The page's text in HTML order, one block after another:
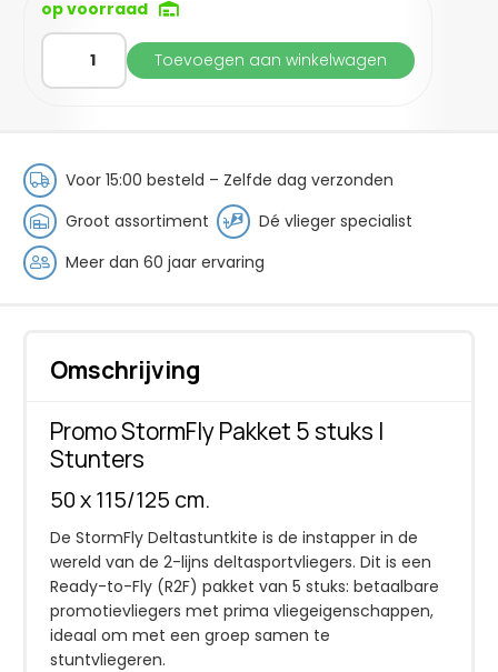
op voorraad
Promo
StormFly
Pakket
|
Stunters
aantal
Toevoegen aan winkelwagen
Voor 15:00 besteld – Zelfde dag verzonden
Groot assortiment
Dé vlieger specialist
Meer dan 60 jaar ervaring
Omschrijving
Promo StormFly Pakket 5 stuks |
Stunters
50 x 115/125 cm.
De StormFly Deltastuntkite is de instapper in de
wereld van de 2-lijns deltasportvliegers. Dit is een
Ready-to-Fly (R2F) pakket van 5 stuks: betaalbare
promotievliegers met prima vliegeigenschappen,
ideaal om met een groep samen te
stuntvliegeren.